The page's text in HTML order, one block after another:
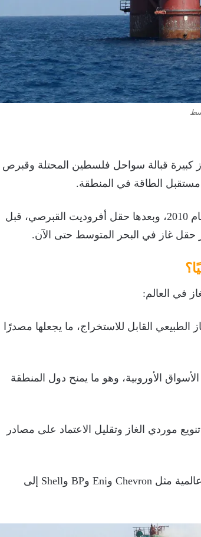
كبيرة قبالة سواحل فلسطين المحتلة وقبرص
وكانت البداية مع اكتشاف حقل تمار عام 2009، ثم حقل ليفياثان عام 2010، وبعدها حقل أفروديت القبرصي، قبل
في العالم:
القابل للاستخراج، ما يجعلها مصدرًا
الأوروبية، وهو ما يمنح دول المنطقة
موردي الغاز وتقليل الاعتماد على مصادر
دفعت الاكتشافات الكبرى شركات عالمية مثل Chevron وEni وBP وShell إلى